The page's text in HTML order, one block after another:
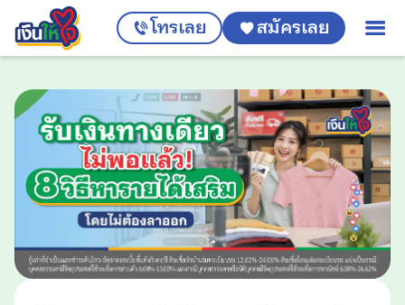
โทรเลย สมัครเลย